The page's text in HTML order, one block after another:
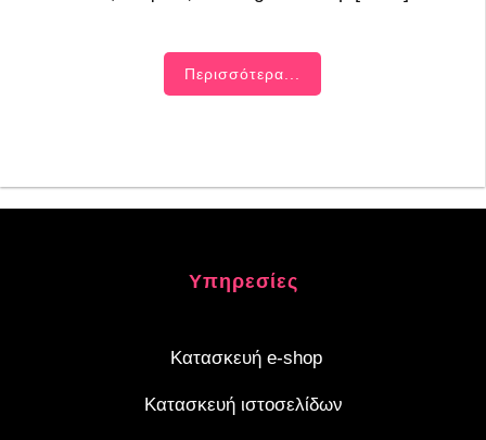
Περισσότερα...
Υπηρεσίες
Κατασκευή e-shop
Κατασκευή ιστοσελίδων